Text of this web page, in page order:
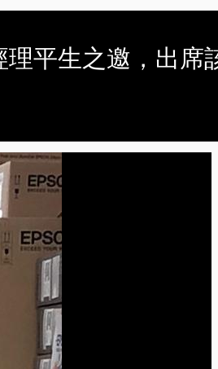
平生之邀，出席